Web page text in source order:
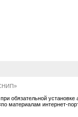
обязательной установке
материалам интернет-